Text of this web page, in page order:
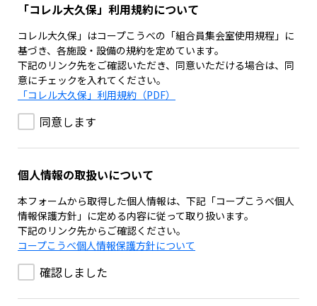
「コレル大久保」利用規約について
コレル大久保」はコープこうべの「組合員集会室使用規程」に
基づき、各施設・設備の規約を定めています。
下記のリンク先をご確認いただき、同意いただける場合は、同
意にチェックを入れてください。
「コレル大久保」利用規約（PDF）
同意します
個人情報の取扱いについて
本フォームから取得した個人情報は、下記「コープこうべ個人
情報保護方針」に定める内容に従って取り扱います。
下記のリンク先からご確認ください。
コープこうべ個人情報保護方針について
確認しました